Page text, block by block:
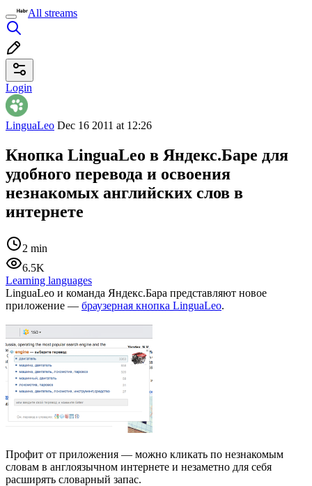
All streams
Login
LinguaLeo Dec 16 2011 at 12:26
Кнопка LinguaLeo в Яндекс.Баре для
удобного перевода и освоения
незнакомых английских слов в
интернете
2 min
6.5K
Learning languages
LinguaLeo и команда Яндекс.Бара представляют новое
приложение — браузерная кнопка LinguaLeo.
Профит от приложения — можно кликать по незнакомым
словам в англоязычном интернете и незаметно для себя
расширять словарный запас.